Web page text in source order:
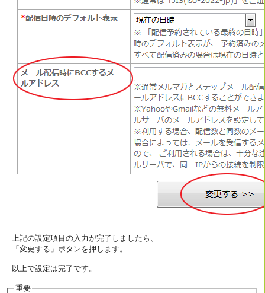
上記の設定項目の入力が完了しましたら、
「変更する」ボタンを押します。
以上で設定は完了です。
重要